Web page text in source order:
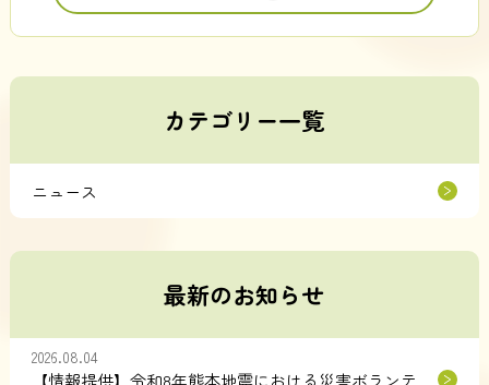
カテゴリー一覧
ニュース
最新のお知らせ
2026.08.04